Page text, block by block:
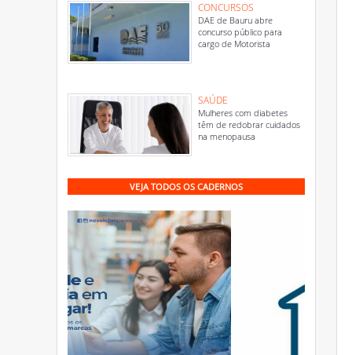
CONCURSOS
DAE de Bauru abre
concurso público para
cargo de Motorista
SAÚDE
Mulheres com diabetes
têm de redobrar cuidados
na menopausa
VEJA TODOS OS CADERNOS